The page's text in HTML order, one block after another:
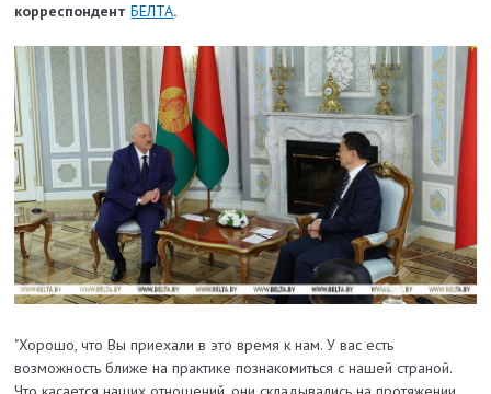
корреспондентБЕЛТА.
"Хорошо, что Вы приехали в это время к нам. У вас есть
возможность ближе на практике познакомиться с нашей страной.